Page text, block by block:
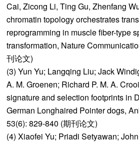
Cai, Zicong Li, Ting Gu, Zhenfang
chromatin topology orchestrates
reprogramming in muscle fiber-type
transformation, Nature
刊论文)
(3) Yun Yu; Langqing Liu; Jack
A. M. Groenen; Richard P. M. A.
signature and selection footprints in
German Longhaired Pointer dogs,
53(6): 829-840 (期刊论文)
(4) Xiaofei Yu; Priadi Setyawan;